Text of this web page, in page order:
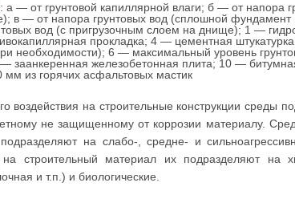
: а — от грунтовой капиллярной влаги; б — от напора
в — от напора грунтовых вод (сплошной фундамент
вод (с пригрузочным слоем на днище); 1 —
прокладка; 4 — цементная
необходимости); 6 — максимальный уровень
— заанкеренная железобетонная плита; 10 —
из горячих асфальтовых мастик
воздействия на строительные конструкции среды
не защищенному от коррозии материалу.
на слабо-, средне- и
на строительный материал их подразделяют на
и т.п.) и биологические.